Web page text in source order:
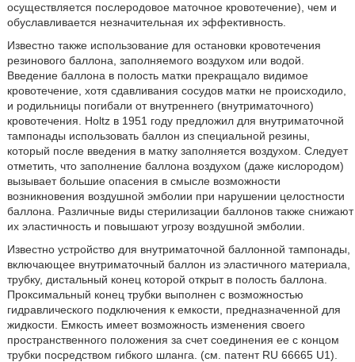
осуществляется послеродовое маточное кровотечение), чем и
обуславливается незначительная их эффективность.
Известно также использование для остановки кровотечения
резинового баллона, заполняемого воздухом или водой.
Введение баллона в полость матки прекращало видимое
кровотечение, хотя сдавливания сосудов матки не происходило,
и родильницы погибали от внутреннего (внутриматочного)
кровотечения. Holtz в 1951 году предложил для внутриматочной
тампонады использовать баллон из специальной резины,
который после введения в матку заполняется воздухом. Следует
отметить, что заполнение баллона воздухом (даже кислородом)
вызывает большие опасения в смысле возможности
возникновения воздушной эмболии при нарушении целостности
баллона. Различные виды стерилизации баллонов также снижают
их эластичность и повышают угрозу воздушной эмболии.
Известно устройство для внутриматочной баллонной тампонады,
включающее внутриматочный баллон из эластичного материала,
трубку, дистальный конец которой открыт в полость баллона.
Проксимальный конец трубки выполнен с возможностью
гидравлического подключения к емкости, предназначенной для
жидкости. Емкость имеет возможность изменения своего
пространственного положения за счет соединения ее с концом
трубки посредством гибкого шланга. (см. патент RU 66665 U1).